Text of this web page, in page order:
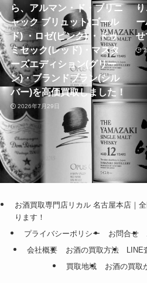
ら、アルマン・ド・ブリニ
ャック ブリュット(ゴール
ド) ・ロゼ(ピンク) ・ドゥ
ミセック(レッド)・マスタ
ーズエディション(グリー
ン)・ブランドブラン(シル
バー)を高価買取しました！
2026年7月29日
お酒買取専門店リカル 名古屋本店｜
ります！
プライバシーポリシー
お問合せ
会社概要
お酒の買取方法 LINE
買取地域
お酒の買取